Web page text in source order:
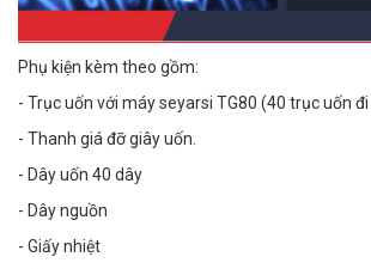
Phụ kiện kèm theo gồm:
- Trục uốn với máy seyarsi TG80 (40 trục uốn
- Thanh giá đỡ giây uốn.
- Dây uốn 40 dây
- Dây nguồn
- Giấy nhiệt